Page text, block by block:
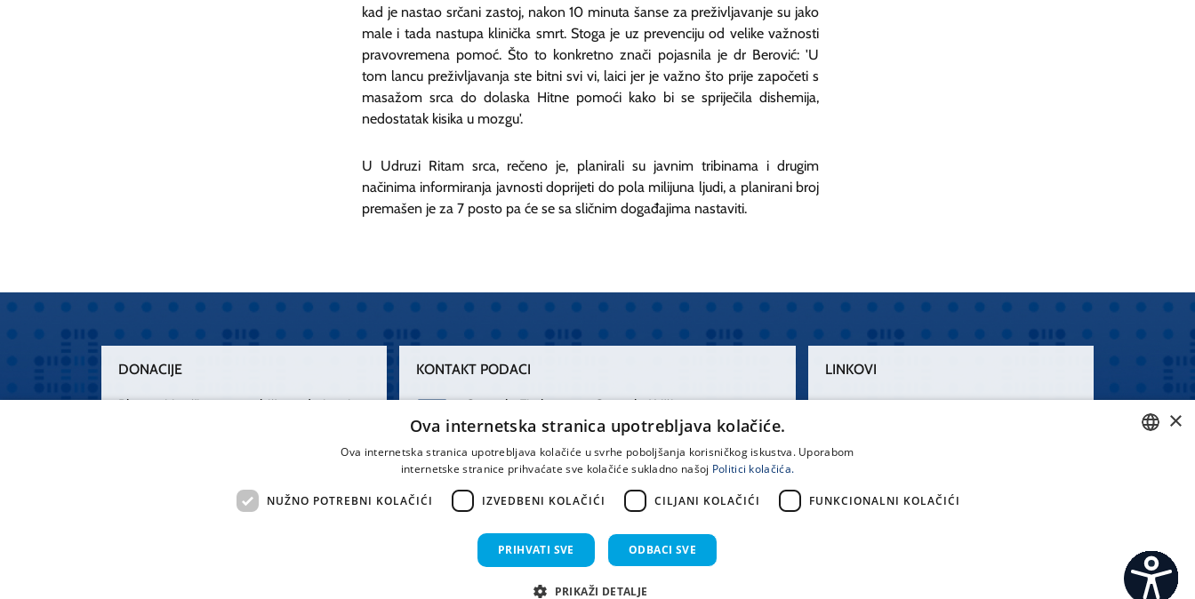
kad je nastao srčani zastoj, nakon 10 minuta šanse za preživljavanje su jako
male i tada nastupa klinička smrt. Stoga je uz prevenciju od velike važnosti
pravovremena pomoć. Što to konkretno znači pojasnila je dr Berović: 'U
tom lancu preživljavanja ste bitni svi vi, laici jer je važno što prije započeti s
masažom srca do dolaska Hitne pomoći kako bi se spriječila dishemija,
nedostatak kisika u mozgu'.
U Udruzi Ritam srca, rečeno je, planirali su javnim tribinama i drugim
načinima informiranja javnosti doprijeti do pola milijuna ljudi, a planirani broj
premašen je za 7 posto pa će se sa sličnim događajima nastaviti.
DONACIJE
Plemenitim činom nesebičnog darivanja
„Zarazimo“ se dobrotom, donirajmo od
KONTAKT PODACI
Centrala Firule
021 556 111
Centrala Križine
021 557 111
Spinčićeva 1,
21000 Split
Hrvatska
office@kbsplit.hr
LINKOVI
×
Ova internetska stranica upotrebljava kolačiće.
Ova internetska stranica upotrebljava kolačiće u svrhe poboljšanja korisničkog iskustva. Uporabom
internetske stranice prihvaćate sve kolačiće sukladno našoj Politici kolačića.
NUŽNO POTREBNI KOLAČIĆI IZVEDBENI KOLAČIĆI CILJANI KOLAČIĆI FUNKCIONALNI KOLAČIĆI
PRIHVATI SVE ODBACI SVE
PRIKAŽI DETALJE